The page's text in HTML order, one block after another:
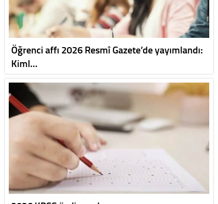
Öğrenci affı 2026 Resmî Gazete’de yayımlandı:
Kiml…